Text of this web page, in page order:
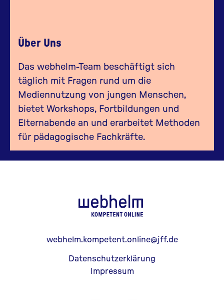
Über Uns
Das webhelm-Team beschäftigt sich
täglich mit Fragen rund um die
Mediennutzung von jungen Menschen,
bietet Workshops, Fortbildungen und
Elternabende an und erarbeitet Methoden
für pädagogische Fachkräfte.
webhelm.kompetent.online@jff.de
Datenschutzerklärung
Impressum